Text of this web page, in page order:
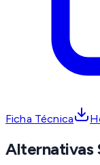
Ficha Técnica
Alternativas